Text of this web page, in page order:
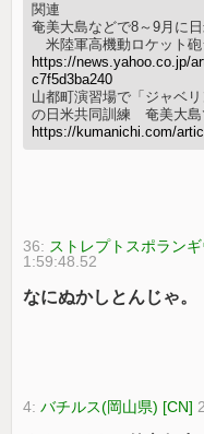
関連
奄美大島などで8～9月に
米陸軍高機動ロケット砲
https://news.yahoo.co.jp/
c7f5d3ba240
山都町演習場で「ジャベ
の日米共同訓練 奄美大島
https://kumanichi.com/
36: ストレプトスポラン
1:59:48.52
なにぬかしとんじゃ。
4:バチルス(岡山県) [CN]